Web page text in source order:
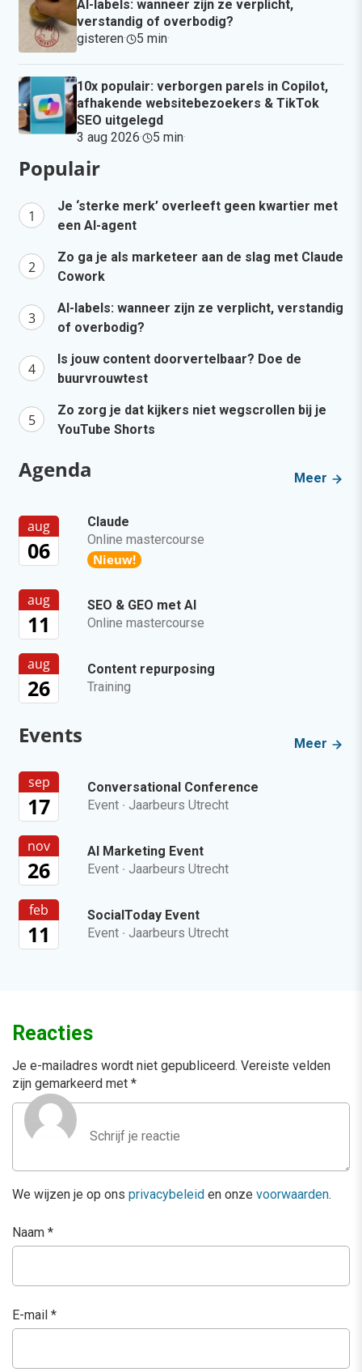
AI-labels: wanneer zijn ze verplicht,
verstandig of overbodig?
gisteren· 5 min·
10x populair: verborgen parels in Copilot,
afhakende websitebezoekers & TikTok
SEO uitgelegd
3 aug 2026· 5 min·
Populair
Je ‘sterke merk’ overleeft geen kwartier met
een AI-agent
Zo ga je als marketeer aan de slag met Claude
Cowork
AI-labels: wanneer zijn ze verplicht, verstandig
of overbodig?
Is jouw content doorvertelbaar? Doe de
buurvrouwtest
Zo zorg je dat kijkers niet wegscrollen bij je
YouTube Shorts
Agenda Meer
aug
06
Claude
Online mastercourse
Nieuw!
aug
11
SEO & GEO met AI
Online mastercourse
aug
26
Content repurposing
Training
Events Meer
sep
17
Conversational Conference
Event · Jaarbeurs Utrecht
nov
26
AI Marketing Event
Event · Jaarbeurs Utrecht
feb
11
SocialToday Event
Event · Jaarbeurs Utrecht
Reacties
Je e-mailadres wordt niet gepubliceerd. Vereiste velden
zijn gemarkeerd met *
We wijzen je op ons privacybeleid en onze voorwaarden.
Naam *
E-mail *